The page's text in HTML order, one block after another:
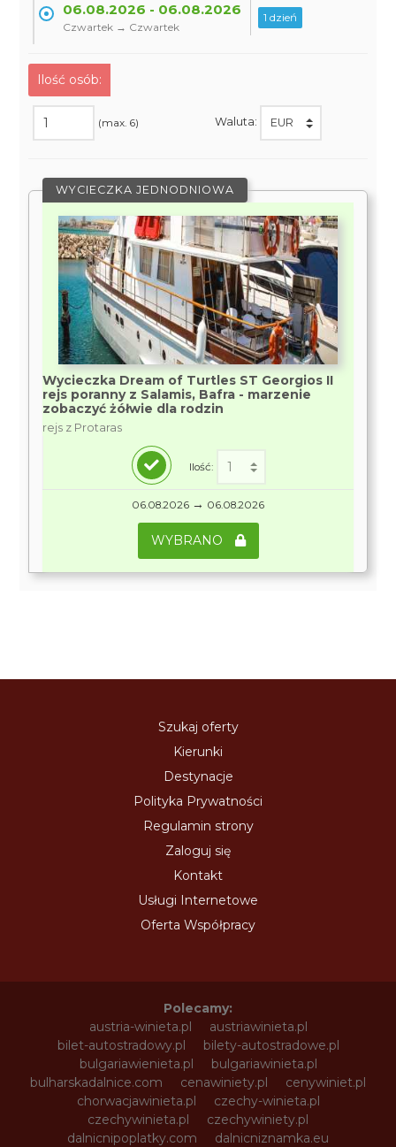
06.08.2026 - 06.08.2026
Czwartek → Czwartek
1 dzień
Ilość osób:
(max. 6) Waluta:
WYCIECZKA JEDNODNIOWA
Wycieczka Dream of Turtles ST Georgios II
rejs poranny z Salamis, Bafra - marzenie
zobaczyć żółwie dla rodzin
rejs z Protaras
Ilość:
06.08.2026 → 06.08.2026
WYBRANO
Szukaj oferty
Kierunki
Destynacje
Polityka Prywatności
Regulamin strony
Zaloguj się
Kontakt
Usługi Internetowe
Oferta Współpracy
Polecamy:
austria-winieta.pl
austriawinieta.pl
bilet-autostradowy.pl
bilety-autostradowe.pl
bulgariawienieta.pl
bulgariawinieta.pl
bulharskadalnice.com
cenawiniety.pl
cenywiniet.pl
chorwacjawinieta.pl
czechy-winieta.pl
czechywinieta.pl
czechywiniety.pl
dalnicnipoplatky.com
dalnicniznamka.eu